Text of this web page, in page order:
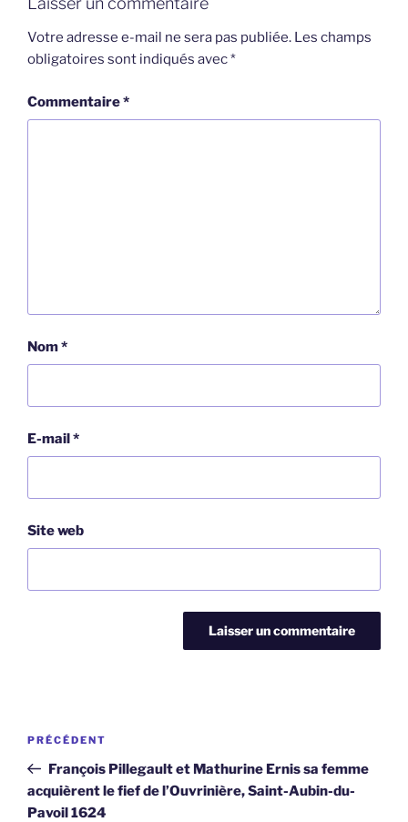
Votre adresse e-mail ne sera pas publiée. Les champs
obligatoires sont indiqués avec*
Commentaire*
Nom*
E-mail*
Site web
Navigation
l’article
Article
précédent
PRÉCÉDENT
François Pillegault et Mathurine Ernis sa femme
acquièrent le fief de l’Ouvrinière, Saint-Aubin-du-
Pavoil 1624